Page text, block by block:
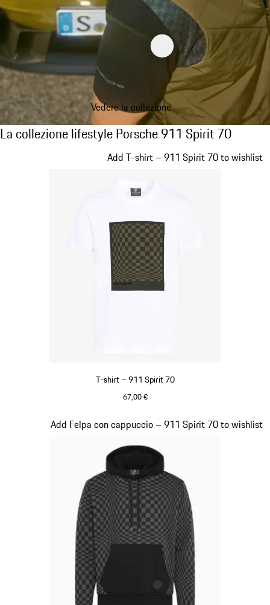
Vedere la collezione
La collezione lifestyle Porsche 911 Spirit
La collezione lifestyle Porsche 911 Spirit 70
T-shirt – 911 Spirit 70
67,00 €
Add T-shirt – 911 Spirit 70 to wishlist
Add Felpa con cappuccio – 911 Spirit 70 to wishlist
Diapositiva 2 di 20